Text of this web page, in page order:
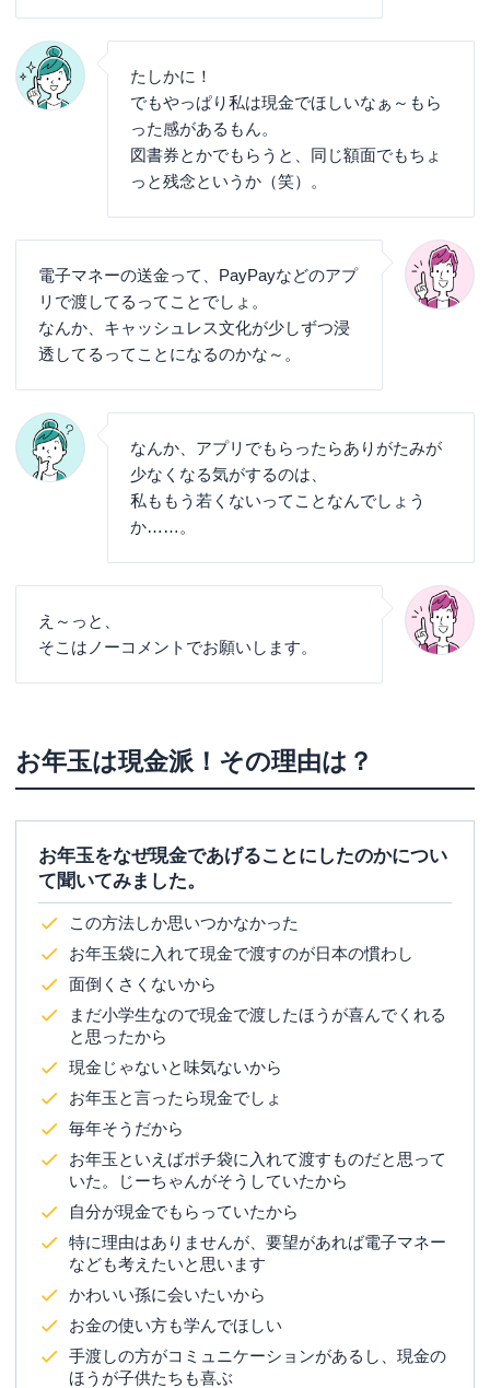
たしかに！
でもやっぱり私は現金でほしいなぁ～もら
った感があるもん。
図書券とかでもらうと、同じ額面でもちょ
っと残念というか（笑）。
電子マネーの送金って、PayPayなどのアプ
リで渡してるってことでしょ。
なんか、キャッシュレス文化が少しずつ浸
透してるってことになるのかな～。
なんか、アプリでもらったらありがたみが
少なくなる気がするのは、
私ももう若くないってことなんでしょう
か……。
え～っと、
そこはノーコメントでお願いします。
お年玉は現金派！その理由は？
お年玉をなぜ現金であげることにしたのかについ
て聞いてみました。
この方法しか思いつかなかった
お年玉袋に入れて現金で渡すのが日本の慣わし
面倒くさくないから
まだ小学生なので現金で渡したほうが喜んでくれる
と思ったから
現金じゃないと味気ないから
お年玉と言ったら現金でしょ
毎年そうだから
お年玉といえばポチ袋に入れて渡すものだと思って
いた。じーちゃんがそうしていたから
自分が現金でもらっていたから
特に理由はありませんが、要望があれば電子マネー
なども考えたいと思います
かわいい孫に会いたいから
お金の使い方も学んでほしい
手渡しの方がコミュニケーションがあるし、現金の
ほうが子供たちも喜ぶ